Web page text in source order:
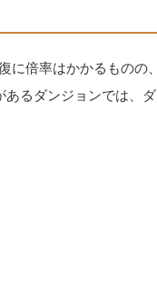
に倍率はかかるものの、
るダンジョンでは、